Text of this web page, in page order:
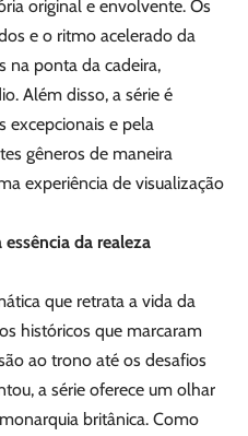
original e envolvente. Os
e o ritmo acelerado da
na ponta da cadeira,
Além disso, a série é
excepcionais e pela
gêneros de maneira
experiência de visualização
da realeza
que retrata a vida da
históricos que marcaram
ao trono até os desafios
a série oferece um olhar
britânica. Como